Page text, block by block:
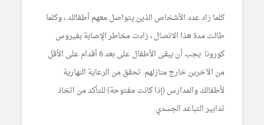
كلما زاد عدد الأشخاص الذين يتواصل معهم أطفالك ، وكلما
طالت مدة هذا الاتصال ، زادت مخاطر الإصابة بفيروس
كورونا. يجب أن يبقى الأطفال على بعد 6 أقدام على الأقل
من الآخرين خارج منازلهم. تحقق من الرعاية النهارية
لأطفالك والمدارس (إذا كانت مفتوحة) للتأكد من اتخاذ
تدابير التباعد الجسدي.